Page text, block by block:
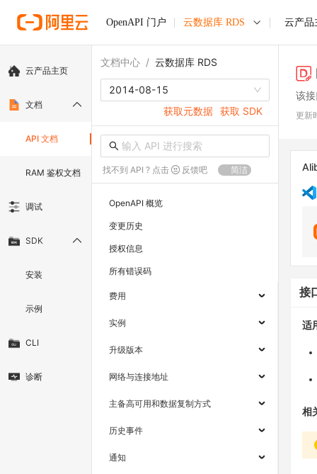
OpenAPI 门户 云数据库 RDS 云产品
云产品主页
文档
API 文档
RAM 鉴权文档
调试
SDK
安装
示例
CLI
诊断
文档中心 / 云数据库 RDS
2014-08-15
获取元数据 获取 SDK
找不到 API ? 点击 反馈吧 简洁
OpenAPI 概览
变更历史
授权信息
所有错误码
费用
实例
升级版本
网络与连接地址
主备高可用和数据复制方式
历史事件
通知
该
更新
接
适
相